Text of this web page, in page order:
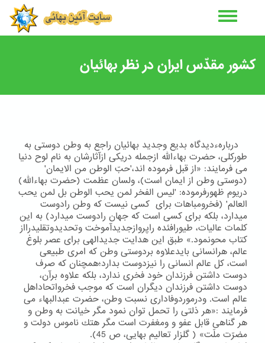
کشور مقدّس ایران در نظر بهائیان
دربارهءدیدگاه بدیع وجدید بهائیان راجع به وطن دوستی به
طوركلی، حضرت بهاءالله ازجمله دریكی ازآثارشان به نام لوح دنیا
می فرمایند: «از قبل فرموده اند،'حبّ الوطن من الایمان'
(دوستی وطن از ایمان است)، ولسان عظمت (حضرت بهاءالله)
دریوم ظهورفرموده: 'لیس الفخر لمن یحب الوطن بل لمن یحب
العالم' (فخرومباهات برای کسی نیست که وطن رادوست
میدارد، بلکه برای کسی است که جهان رادوست میدارد) به این
كلمات عالیات، طیورافئده راپروازجدیدآموخت وتحدیدوتقلیدرااز
كتاب محونمود.» طبق این هدایت جدیدالهی برای عصر بلوغ
عالم، هرانسانی بایدعلاوه بردوستی وطن كه امری طبیعی
است، كل عالم انسانی را نیزدوست بدارد؛همچنان كه صرف
دوست داشتن فرزندان خود فخری ندارد، بلكه علاوه برآن،
دوست داشتن فرزندان دیگران است كه موجب فخرواتحاداهل
عالم است. ودرموردوفاداری نسبت وطن، حضرت عبدالبهاء می
فرمایند :«هر ذلتی را تحمل توان نمود مگر خیانت به وطن و
هر گناهی قابل عفو و ومغفرت است مگر هتك ناموس دولت و
مضرّت ملّت» ( گلزار تعالیم بهایی، ص 45).